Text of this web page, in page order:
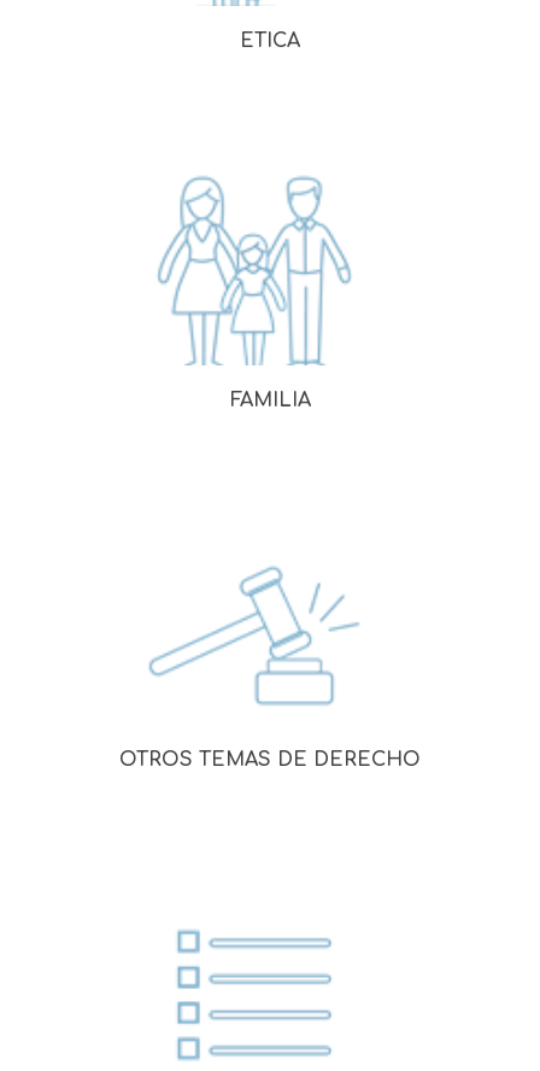
ETICA
FAMILIA
OTROS TEMAS DE DERECHO